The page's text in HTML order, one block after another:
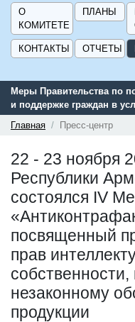
О
КОМИТЕТЕ
ПЛАНЫ
КОНТАКТЫ ОТЧЕТЫ
Меры Правительства по
и поддержке граждан в
Главная Пресс-центр
22 - 23 ноября
Республики
состоялся IV
посвященный
прав
собственности,
незаконному
продукции